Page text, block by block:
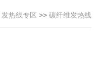
发热线专区 >> 碳纤维发热线